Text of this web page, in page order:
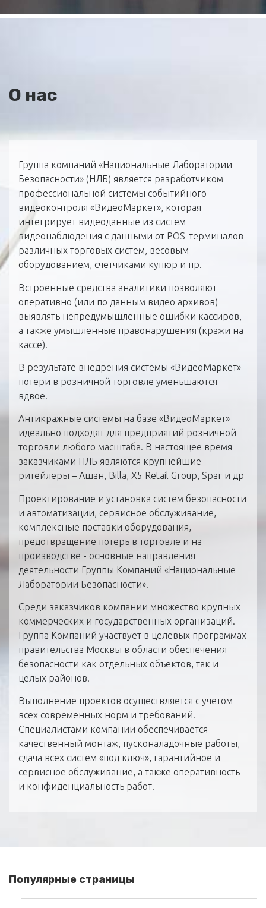
О нас
Группа компаний «Национальные Лаборатории
Безопасности» (НЛБ) является разработчиком
профессиональной системы событийного
видеоконтроля «ВидеоМаркет», которая
интегрирует видеоданные из систем
видеонаблюдения с данными от POS-терминалов
различных торговых систем, весовым
оборудованием, счетчиками купюр и пр.
Встроенные средства аналитики позволяют
оперативно (или по данным видео архивов)
выявлять непредумышленные ошибки кассиров,
а также умышленные правонарушения (кражи на
кассе).
В результате внедрения системы «ВидеоМаркет»
потери в розничной торговле уменьшаются
вдвое.
Антикражные системы на базе «ВидеоМаркет»
идеально подходят для предприятий розничной
торговли любого масштаба. В настоящее время
заказчиками НЛБ являются крупнейшие
ритейлеры – Ашан, Billa, X5 Retail Group, Spar и др
Проектирование и установка систем безопасности
и автоматизации, сервисное обслуживание,
комплексные поставки оборудования,
предотвращение потерь в торговле и на
производстве - основные направления
деятельности Группы Компаний «Национальные
Лаборатории Безопасности».
Среди заказчиков компании множество крупных
коммерческих и государственных организаций.
Группа Компаний участвует в целевых программах
правительства Москвы в области обеспечения
безопасности как отдельных объектов, так и
целых районов.
Выполнение проектов осуществляется с учетом
всех современных норм и требований.
Специалистами компании обеспечивается
качественный монтаж, пусконаладочные работы,
сдача всех систем «под ключ», гарантийное и
сервисное обслуживание, а также оперативность
и конфиденциальность работ.
Популярные страницы